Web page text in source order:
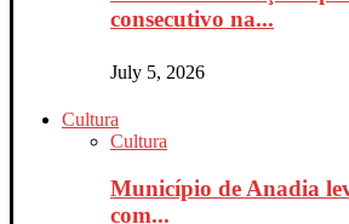
consecutivo na...
July 5, 2026
Cultura
Cultura
Município de Anadia
com...